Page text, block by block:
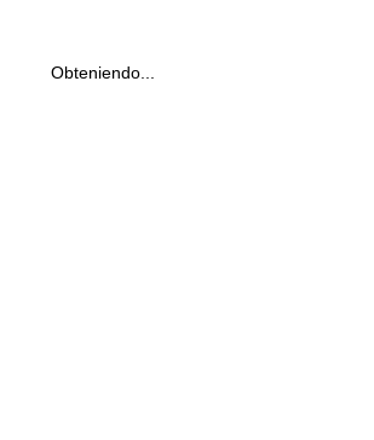
Obteniendo...